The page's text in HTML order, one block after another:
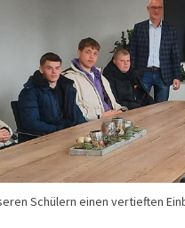
Schülern einen vertieften